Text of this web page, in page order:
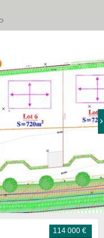
114 000 €